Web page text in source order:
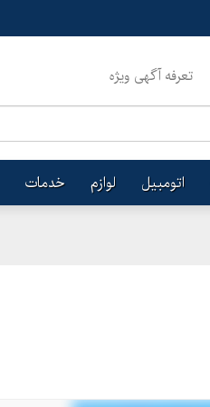
تعرفه آگهی ویژه
اتومبیل لوازم خدمات